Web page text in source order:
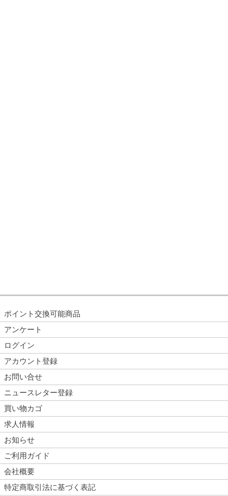
ポイント交換可能商品
アンケート
ログイン
アカウント登録
お問い合せ
ニュースレター登録
買い物カゴ
求人情報
お知らせ
ご利用ガイド
会社概要
特定商取引法に基づく表記